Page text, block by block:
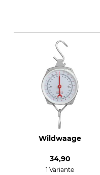
Wildwaage
34,90
1 Variante